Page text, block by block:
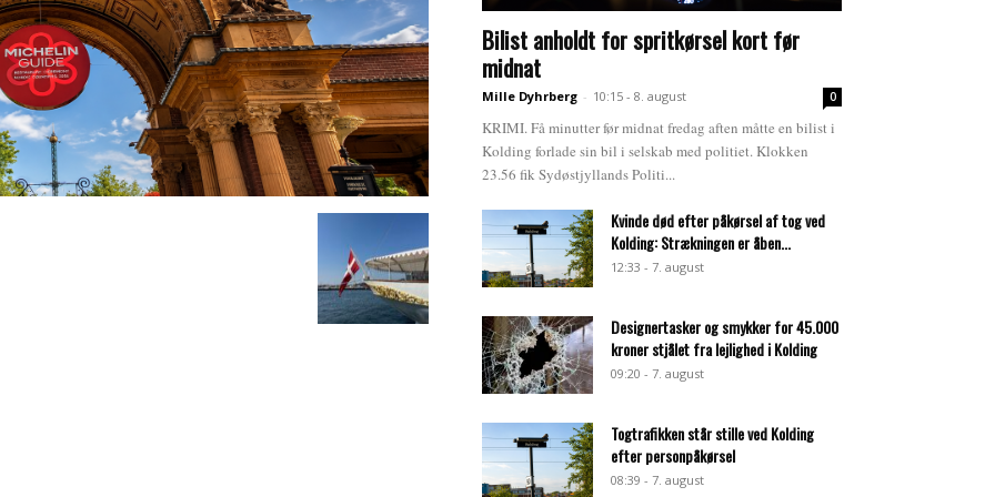
Bilist anholdt for spritkørsel kort før
midnat
Mille Dyhrberg - 10:15 - 8. august 0
KRIMI. Få minutter før midnat fredag aften måtte en bilist i
Kolding forlade sin bil i selskab med politiet. Klokken
23.56 fik Sydøstjyllands Politi...
Kvinde død efter påkørsel af tog ved
Kolding: Strækningen er åben...
12:33 - 7. august
Designertasker og smykker for 45.000
kroner stjålet fra lejlighed i Kolding
09:20 - 7. august
Togtrafikken står stille ved Kolding
efter personpåkørsel
08:39 - 7. august